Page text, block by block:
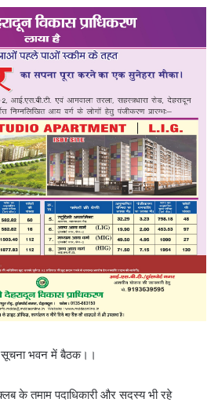
भवन में बैठक।।
के तमाम पदाधिकारी और सदस्य भी रहे